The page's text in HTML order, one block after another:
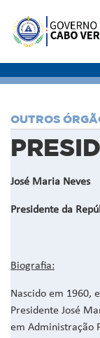
OUTROS
José Maria Neves
Presidente da
Biografia:
Nascido em 1960,
Presidente José
em Administração